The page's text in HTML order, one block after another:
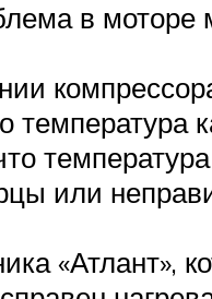
в
температура
или
«Атлант»,